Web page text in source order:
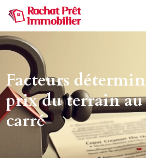
Facteurs
prix du terrain
carré